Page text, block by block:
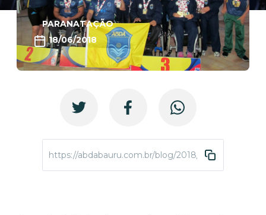
PARANATAÇÃO
18/06/2018
https://abdabauru.com.br/blog/2018/06/18/abda-